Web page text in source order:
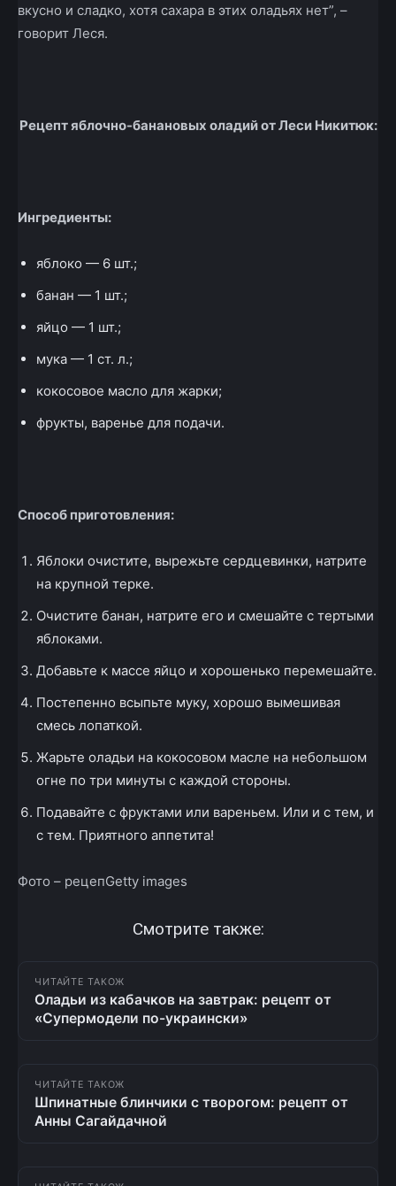
вкусно и сладко, хотя сахара в этих оладьях нет”, –
говорит Леся.
Рецепт яблочно-банановых оладий от Леси Никитюк:
Ингредиенты:
яблоко — 6 шт.;
банан — 1 шт.;
яйцо — 1 шт.;
мука — 1 ст. л.;
кокосовое масло для жарки;
фрукты, варенье для подачи.
Способ приготовления:
Яблоки очистите, вырежьте сердцевинки, натрите
на крупной терке.
Очистите банан, натрите его и смешайте с тертыми
яблоками.
Добавьте к массе яйцо и хорошенько перемешайте.
Постепенно всыпьте муку, хорошо вымешивая
смесь лопаткой.
Жарьте оладьи на кокосовом масле на небольшом
огне по три минуты с каждой стороны.
Подавайте с фруктами или вареньем. Или и с тем, и
с тем. Приятного аппетита!
Фото – рецепGetty images
Смотрите также:
ЧИТАЙТЕ ТАКОЖ
Оладьи из кабачков на завтрак: рецепт от
«Супермодели по-украински»
ЧИТАЙТЕ ТАКОЖ
Шпинатные блинчики с творогом: рецепт от
Анны Сагайдачной